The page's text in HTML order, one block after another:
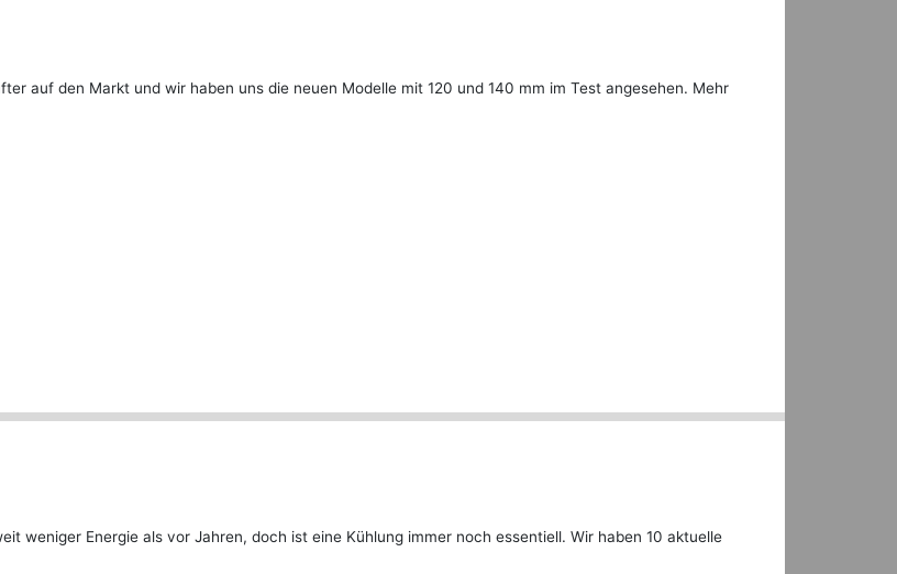
auf den Markt und wir haben uns die neuen Modelle mit 120 und 140 mm im Test angesehen. Mehr
weniger Energie als vor Jahren, doch ist eine Kühlung immer noch essentiell. Wir haben 10 aktuelle